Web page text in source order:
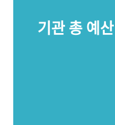
기관 총 예산